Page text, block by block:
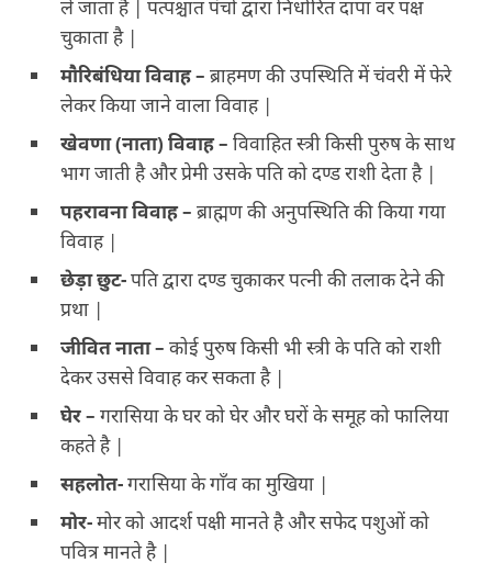
ले जाता है | पत्पश्चात पंचों द्वारा निर्धारित दापा वर पक्ष
चुकाता है |
मौरिबंधिया विवाह – ब्राहमण की उपस्थिति में चंवरी में फेरे
लेकर किया जाने वाला विवाह |
खेवणा (नाता) विवाह – विवाहित स्त्री किसी पुरुष के साथ
भाग जाती है और प्रेमी उसके पति को दण्ड राशी देता है |
पहरावना विवाह – ब्राह्मण की अनुपस्थिति की किया गया
विवाह |
छेड़ा छुट-पति द्वारा दण्ड चुकाकर पत्नी की तलाक देने की
प्रथा |
जीवित नाता – कोई पुरुष किसी भी स्त्री के पति को राशी
देकर उससे विवाह कर सकता है |
घेर – गरासिया के घर को घेर और घरों के समूह को फालिया
कहते है |
सहलोत-गरासिया के गाँव का मुखिया |
मोर-मोर को आदर्श पक्षी मानते है और सफेद पशुओं को
पवित्र मानते है |